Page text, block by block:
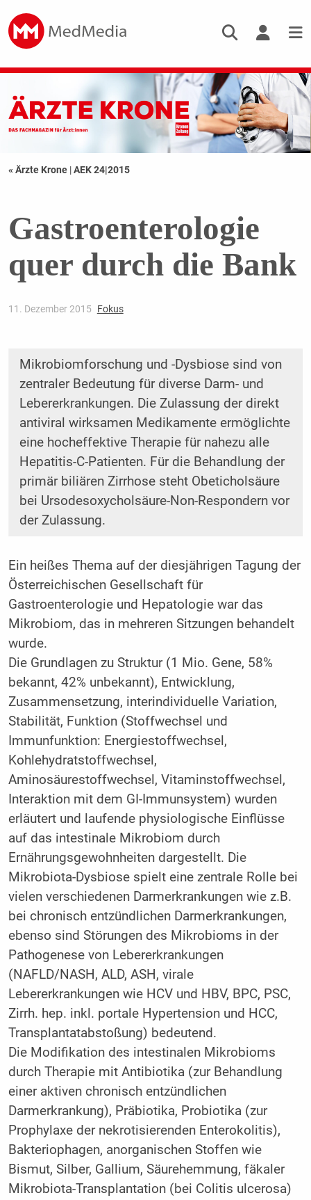
« Ärzte Krone |AEK 24|2015
Gastroenterologie
quer durch die Bank
11. Dezember 2015 Fokus
Mikrobiomforschung und -Dysbiose sind von
zentraler Bedeutung für diverse Darm- und
Lebererkrankungen. Die Zulassung der direkt
antiviral wirksamen Medikamente ermöglichte
eine hocheffektive Therapie für nahezu alle
Hepatitis-C-Patienten. Für die Behandlung der
primär biliären Zirrhose steht Obeticholsäure
bei Ursodesoxycholsäure-Non-Respondern vor
der Zulassung.
Ein heißes Thema auf der diesjährigen Tagung der
Österreichischen Gesellschaft für
Gastroenterologie und Hepatologie war das
Mikrobiom, das in mehreren Sitzungen behandelt
wurde.
Die Grundlagen zu Struktur (1 Mio. Gene, 58%
bekannt, 42% unbekannt), Entwicklung,
Zusammensetzung, interindividuelle Variation,
Stabilität, Funktion (Stoffwechsel und
Immunfunktion: Energiestoffwechsel,
Kohlehydratstoffwechsel,
Aminosäurestoffwechsel, Vitaminstoffwechsel,
Interaktion mit dem GI-Immunsystem) wurden
erläutert und laufende physiologische Einflüsse
auf das intestinale Mikrobiom durch
Ernährungsgewohnheiten dargestellt. Die
Mikrobiota-Dysbiose spielt eine zentrale Rolle bei
vielen verschiedenen Darmerkrankungen wie z.B.
bei chronisch entzündlichen Darmerkrankungen,
ebenso sind Störungen des Mikrobioms in der
Pathogenese von Lebererkrankungen
(NAFLD/NASH, ALD, ASH, virale
Lebererkrankungen wie HCV und HBV, BPC, PSC,
Zirrh. hep. inkl. portale Hypertension und HCC,
Transplantatabstoßung) bedeutend.
Die Modifikation des intestinalen Mikrobioms
durch Therapie mit Antibiotika (zur Behandlung
einer aktiven chronisch entzündlichen
Darmerkrankung), Präbiotika, Probiotika (zur
Prophylaxe der nekrotisierenden Enterokolitis),
Bakteriophagen, anorganischen Stoffen wie
Bismut, Silber, Gallium, Säurehemmung, fäkaler
Mikrobiota-Transplantation (bei Colitis ulcerosa)